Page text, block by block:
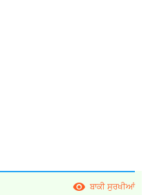
ਬਾਕੀ ਸੁਰਖੀਆਂ